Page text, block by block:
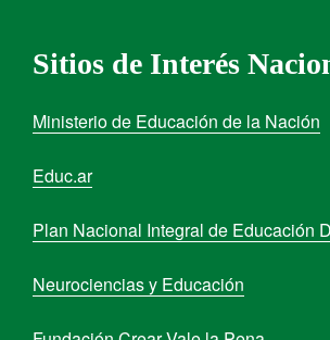
Sitios de Interés
Ministerio de Educación de la Nación
Educ.ar
Plan Nacional Integral de Educación
Neurociencias y Educación